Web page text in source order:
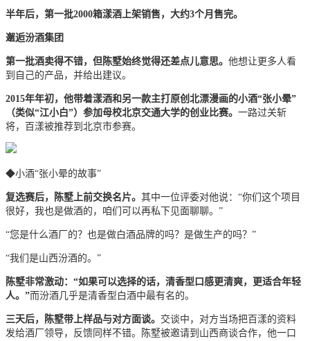
半年后，第一批2000箱漾酒上架销售，大约3个月售完。
邂逅汾酒集团
第一批酒卖得不错，但陈墅始终觉得还差点儿意思。 他想让更多人看
到自己的产品，并给出建议。
2015年年初，他带着漾酒和另一款主打原创北漂漫画的小酒“张小晕”
（类似“江小白”）参加母校北京交通大学的创业比赛。 一路过关斩
将，百漾被推荐到北京市参赛。
◆小酒“张小晕的故事”
复选赛后，陈墅上前交换名片。 其中一位评委对他说：“你们这个项目
很好，我也是做酒的，咱们可以再私下见面聊聊。”
“您是什么酒厂的？也是做白酒品牌的吗？是做生产的吗？”
“我们是山西汾酒的。”
陈墅非常激动：“如果可以选择的话，清香型口感更清爽，更适合年轻
人。”而汾酒几乎是清香型白酒中最有名的。
三天后，陈墅带上样品与对方面谈。 交谈中，对方当场把百漾的资料
发给酒厂领导，反馈同样不错。陈墅被邀请到山西商谈合作，他一口